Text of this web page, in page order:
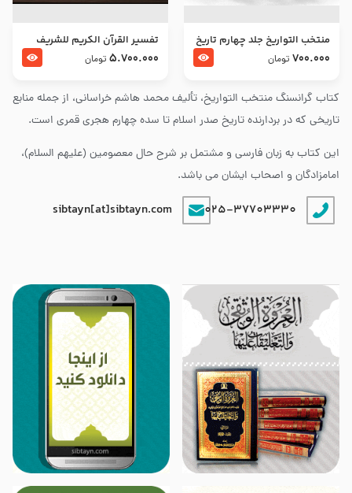
کتاب گرانسنگ منتخب التواريخ، تألیف محمد هاشم خراسانی، از جمله منابع
تاریخی که در بردارنده تاریخ صدر اسلام تا سده چهارم هجری قمری است.
این کتاب به زبان فارسی و مشتمل بر شرح حال معصومین (علیهم السلام)،
امامزادگان و اصحاب ایشان می باشد.
025-37703330
sibtayn[at]sibtayn.com
منتخب التواریخ جلد چهارم تاریخ
امام زین العابدین و امام محمد
700.000 تومان
تفسير القرآن الكريم للشريف
المرتضي قدس سرّه
5.700.000 تومان